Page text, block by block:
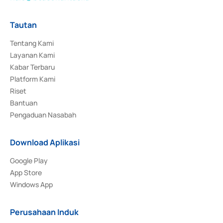
Tautan
Tentang Kami
Layanan Kami
Kabar Terbaru
Platform Kami
Riset
Bantuan
Pengaduan Nasabah
Download Aplikasi
Google Play
App Store
Windows App
Perusahaan Induk